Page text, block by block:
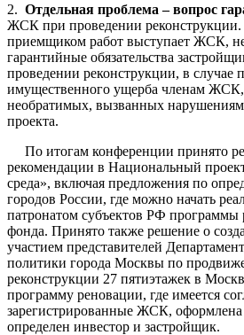
2. Отдельная проблема – вопрос
ЖСК при проведении реконструкции.
приемщиком работ выступает ЖСК,
гарантийные обязательства
проведении реконструкции, в случае
имущественного ущерба членам ЖСК,
необратимых, вызванных
проекта.
По итогам конференции принято
рекомендации в Национальный
среда», включая предложения по
городов России, где можно начать
патронатом субъектов РФ программы
фонда. Принято также решение о
участием представителей
политики города Москвы по
реконструкции 27 пятиэтажек в
программу реновации, где имеется
зарегистрированные ЖСК, оформлена
определен инвестор и застройщик.